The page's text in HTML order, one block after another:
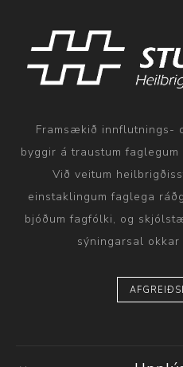
Framsækið innflutnings-
byggir á traustum
Við veitum
einstaklingum faglega
bjóðum fagfólki, og
sýningarsal